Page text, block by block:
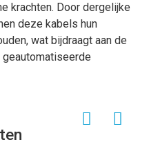
krachten. Door dergelijke
deze kabels hun
wat bijdraagt ​​aan de